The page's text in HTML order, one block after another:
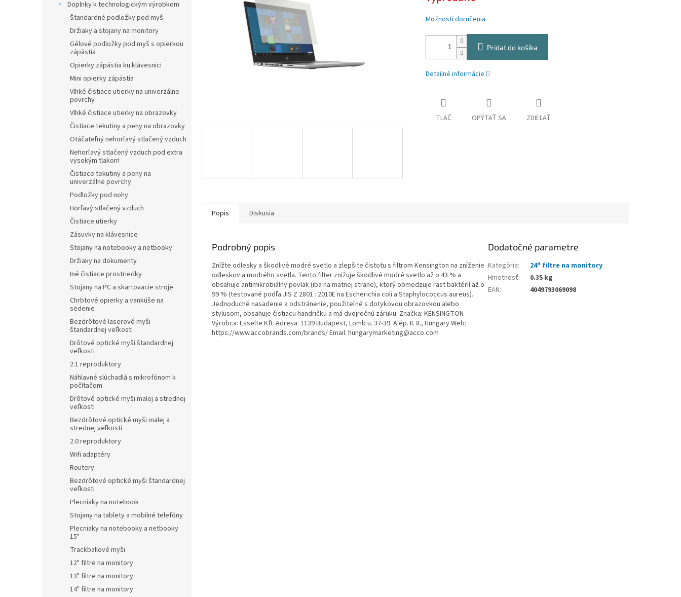
Doplnky k technologickým výrobkom
Štandardné podložky pod myš
Držiaky a stojany na monitory
Gélové podložky pod myš s opierkou
zápästia
Opierky zápästia ku klávesnici
Mini opierky zápästia
Vlhké čistiace utierky na univerzálne
povrchy
Vlhké čistiace utierky na obrazovky
Čistiace tekutiny a peny na obrazovky
Otáčateľný nehorľavý stlačený vzduch
Nehorľavý stlačený vzduch pod extra
vysokým tlakom
Čistiace tekutiny a peny na
univerzálne povrchy
Podložky pod nohy
Horľavý stlačený vzduch
Čistiace utierky
Zásuvky na klávesnice
Stojany na notebooky a netbooky
Držiaky na dokumenty
Iné čistiace prostriedky
Stojany na PC a skartovacie stroje
Chrbtové opierky a vankúše na
sedenie
Bezdrôtové laserové myši
štandardnej veľkosti
Drôtové optické myši štandardnej
veľkosti
2.1 reproduktory
Náhlavné slúchadlá s mikrofónom k
počítačom
Drôtové optické myši malej a strednej
veľkosti
Bezdrôtové optické myši malej a
strednej veľkosti
2.0 reproduktory
Wifi adaptéry
Routery
Bezdrôtové optické myši štandardnej
veľkosti
Plecniaky na notebook
Stojany na tablety a mobilné telefóny
Plecniaky na notebooky a netbooky
15"
Trackballové myši
12" filtre na monitory
13" filtre na monitory
14" filtre na monitory
Možnosti doručenia
Pridať do košíka
Detailné informácie
TLAČ OPÝTAŤ SA ZDIEĽAŤ
Popis Diskusia
Podrobný popis
Znížte odlesky a škodlivé modré svetlo a zlepšite čistotu s filtrom Kensington na zníženie
odleskov a modrého svetla. Tento filter znižuje škodlivé modré svetlo až o 43 % a
obsahuje antimikrobiálny povlak (iba na matnej strane), ktorý obmedzuje rast baktérií až o
99 % (testované podľa JIS Z 2801 : 2010E na Escherichia coli a Staphylococcus aureus).
Jednoduché nasadenie a odstránenie, použiteľné s dotykovou obrazovkou alebo
stylusom, obsahuje čistiacu handričku a má dvojročnú záruku. Značka: KENSINGTON
Výrobca: Esselte Kft. Adresa: 1139 Budapest, Lomb u. 37-39. A ép. II. 8., Hungary Web:
https://www.accobrands.com/brands/ Email: hungarymarketing@acco.com
Dodatočné parametre
Kategória:
24" filtre na monitory
Hmotnosť:
0.35 kg
EAN: 4049793069098